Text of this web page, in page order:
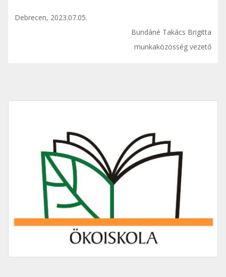
Debrecen, 2023.07.05.
Bundáné Takács Brigitta
munkaközösség vezető